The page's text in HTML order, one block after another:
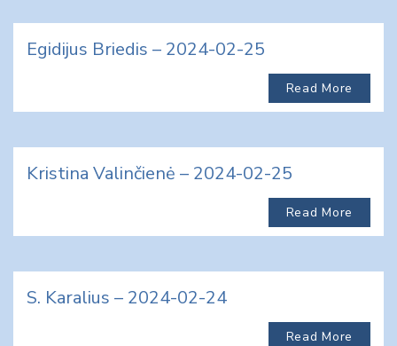
Egidijus Briedis – 2024-02-25
Read More
Kristina Valinčienė – 2024-02-25
Read More
S. Karalius – 2024-02-24
Read More